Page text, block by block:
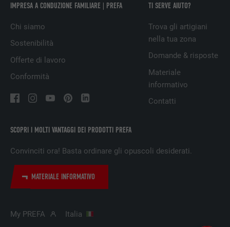
SCOPRI I MOLTI VANTAGGI DEI PRODOTTI PREFA
Convinciti ora! Basta ordinare gli opuscoli desiderati.
MATERIALE INFORMATIVO
IMPRESA A CONDUZIONE FAMILIARE | PREFA
Chi siamo
Sostenibilità
Offerte di lavoro
Conformità
TI SERVE AIUTO?
Trova gli artigiani
nella tua zona
Domande & risposte
Materiale
informativo
Contatti
My PREFA Italia
DECORSO 29 giorni
SCOPO
Utilizzato per il tracking degli utenti su
diversi siti web, per visualizzare annunci
pubblicitari rilevanti sulla base delle
NOME lidc
1 giorno
SCOPO
LinkedIn per il tracking dell’utilizzo di